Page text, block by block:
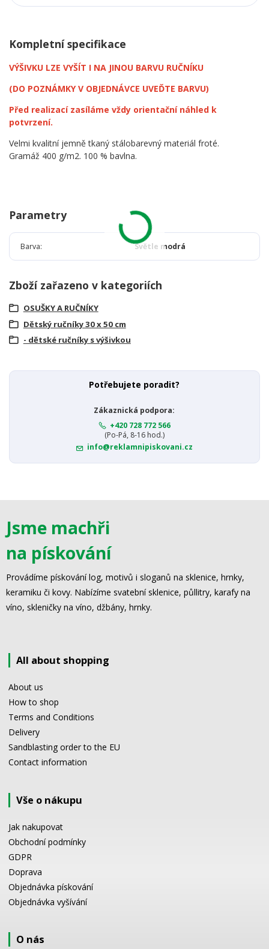
Kompletní specifikace
VÝŠIVKU LZE VYŠÍT I NA JINOU BARVU RUČNÍKU
(DO POZNÁMKY V OBJEDNÁVCE UVEĎTE BARVU)
Před realizací zasíláme vždy orientační náhled k
potvrzení.
Velmi kvalitní jemně tkaný stálobarevný materiál froté.
Gramáž 400 g/m2. 100 % bavlna.
Parametry
Barva Světle modrá
Zboží zařazeno v kategoriích
OSUŠKY A RUČNÍKY
Dětský ručníky 30 x 50 cm
- dětské ručníky s výšivkou
Potřebujete poradit?
Zákaznická podpora:
+420 728 772 566
(Po-Pá, 8-16 hod.)
info@reklamnipiskovani.cz
Jsme machři
na pískování
Provádíme pískování log, motivů i sloganů na sklenice, hrnky,
keramiku či kovy. Nabízíme svatební sklenice, půllitry, karafy na
víno, skleničky na víno, džbány, hrnky.
All about shopping
About us
How to shop
Terms and Conditions
Delivery
Sandblasting order to the EU
Contact information
Vše o nákupu
Jak nakupovat
Obchodní podmínky
GDPR
Doprava
Objednávka pískování
Objednávka vyšívání
O nás